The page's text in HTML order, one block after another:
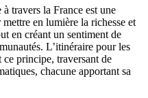
travers la France est une
en lumière la richesse et
en créant un sentiment de
L’itinéraire pour les
principe, traversant de
chacune apportant sa